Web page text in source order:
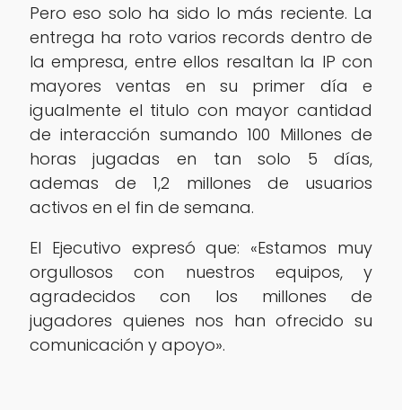
Pero eso solo ha sido lo más reciente. La
entrega ha roto varios records dentro de
la empresa, entre ellos resaltan la IP con
mayores ventas en su primer día e
igualmente el titulo con mayor cantidad
de interacción sumando 100 Millones de
horas jugadas en tan solo 5 días,
ademas de 1,2 millones de usuarios
activos en el fin de semana.
El Ejecutivo expresó que: «Estamos muy
orgullosos con nuestros equipos, y
agradecidos con los millones de
jugadores quienes nos han ofrecido su
comunicación y apoyo».